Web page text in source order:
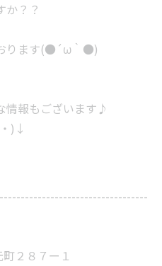
か？？
ります(●´ω｀●)
情報もございます♪
)↓
２８７ー１